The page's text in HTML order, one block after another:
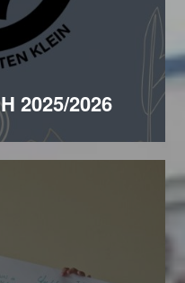
2025/2026